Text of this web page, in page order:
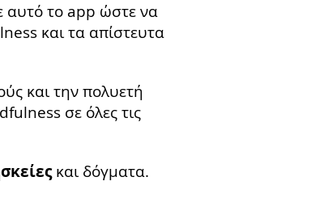
αυτό το app ώστε να
και τα απίστευτα
και την πολυετή
σε όλες τις
και δόγματα.